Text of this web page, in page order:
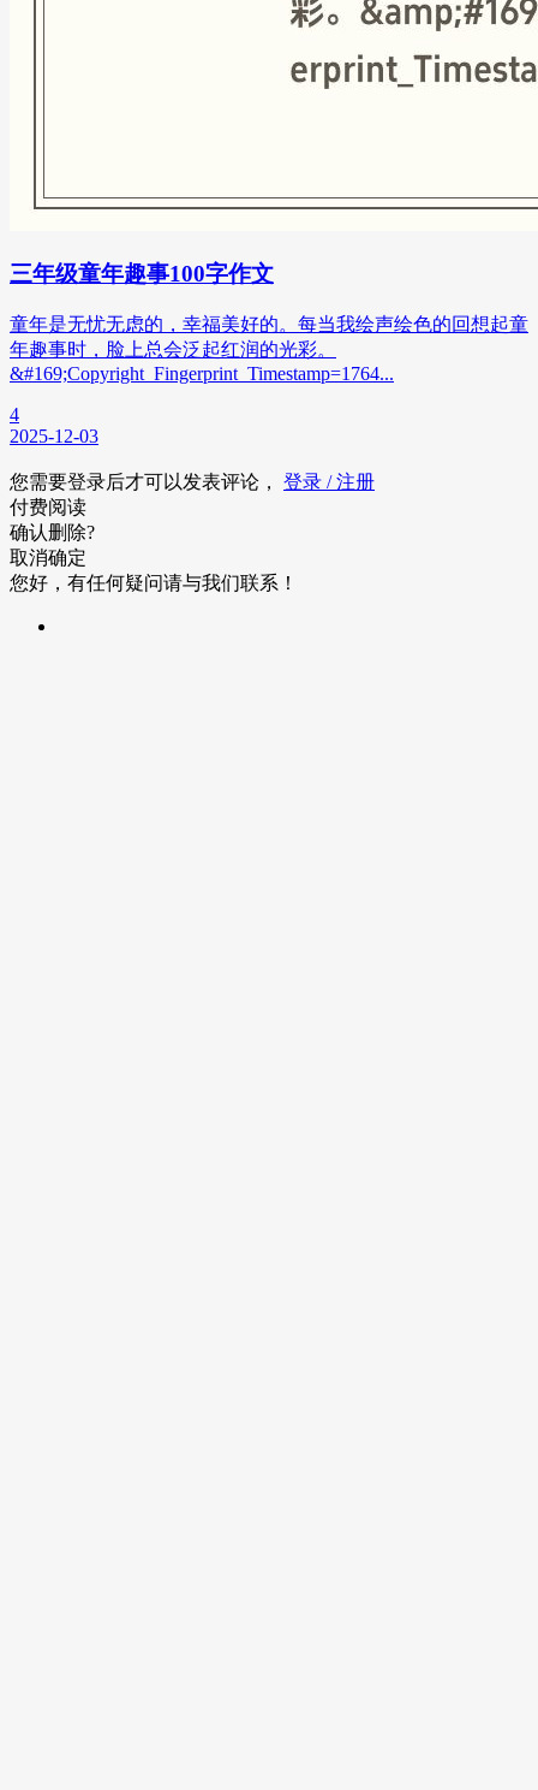
三年级童年趣事100字作文
童年是无忧无虑的，幸福美好的。每当我绘声绘色的回想起童
年趣事时，脸上总会泛起红润的光彩。
&#169;Copyright_Fingerprint_Timestamp=1764...
4
2025-12-03
您需要登录后才可以发表评论， 登录 / 注册
付费阅读
确认删除?
取消确定
您好，有任何疑问请与我们联系！